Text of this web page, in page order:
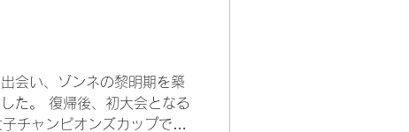
会い、ゾンネの黎明期を築
た。 復帰後、初大会となる
チャンピオンズカップで